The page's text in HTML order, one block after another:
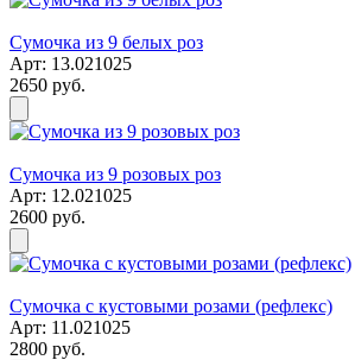
Сумочка из 9 белых роз
Арт: 13.021025
2650 руб.
Сумочка из 9 розовых роз
Арт: 12.021025
2600 руб.
Сумочка с кустовыми розами (рефлекс)
Арт: 11.021025
2800 руб.